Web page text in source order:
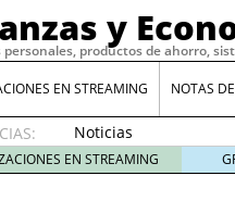
y
personales, productos de ahorro,
EN STREAMING NOTAS
Noticias
de XRP
por qué
EN STREAMING